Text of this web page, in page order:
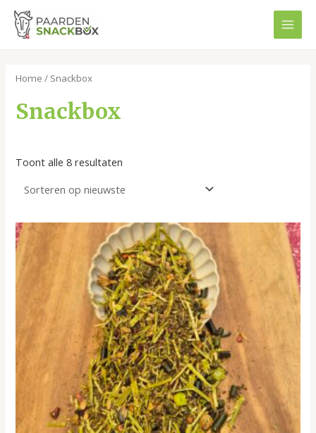
naar
Home / Snackbox
Snackbox
Toont alle 8 resultaten